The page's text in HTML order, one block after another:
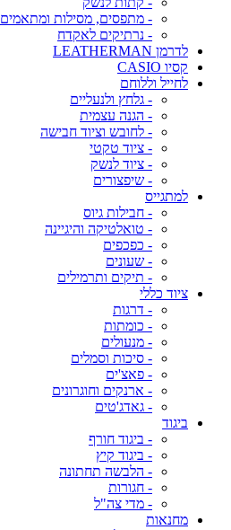
- מתפסים, מסילות ומתאמים
- נרתיקים לאקדח
לדרמן LEATHERMAN
קסיו CASIO
לחייל וללוחם
- גלחץ ולנעליים
- הגנה עצמית
- לחובש וציוד חבישה
- ציוד טקטי
- ציוד לנשק
- שיפצורים
למתגייס
- חבילות גיוס
- טואלטיקה והיגיינה
- כפכפים
- שעונים
- תיקים ותרמילים
ציוד כללי
- דרגות
- כומתות
- מנעולים
- סיכות וסמלים
- פאצ'ים
- ארנקים וחוגרונים
- גאדג'טים
ביגוד
- ביגוד חורף
- ביגוד קיץ
- הלבשה תחתונה
- חגורות
- מדי צה"ל
מחנאות